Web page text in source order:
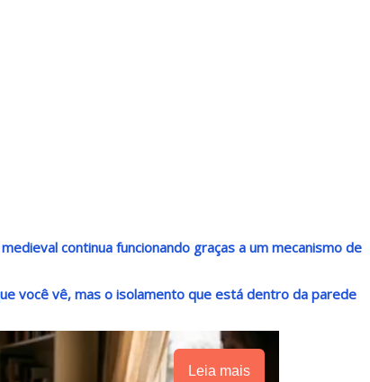
continua funcionando graças a um mecanismo de
você vê, mas o isolamento que está dentro da parede
Leia mais